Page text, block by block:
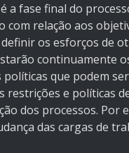
a fase final do
com relação aos
definir os esforços de
continuamente
políticas que podem
restrições e políticas
dos processos. Por
das cargas de